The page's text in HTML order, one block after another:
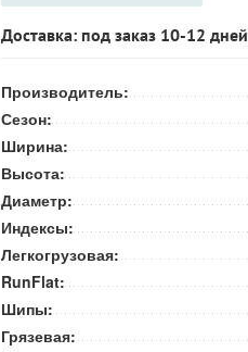
Доставка: под заказ 10-12 дней
Производитель:
Сезон:
Ширина:
Высота:
Диаметр:
Индексы:
Легкогрузовая:
RunFlat:
Шипы:
Грязевая: